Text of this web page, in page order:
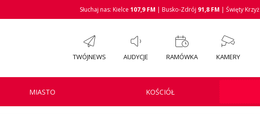
Słuchaj nas: Kielce 107,9 FM | Busko-Zdrój 91,8 FM | Święty Krzyż
TWÓJNEWS AUDYCJE RAMÓWKA KAMERY
MIASTO KOŚCIÓŁ